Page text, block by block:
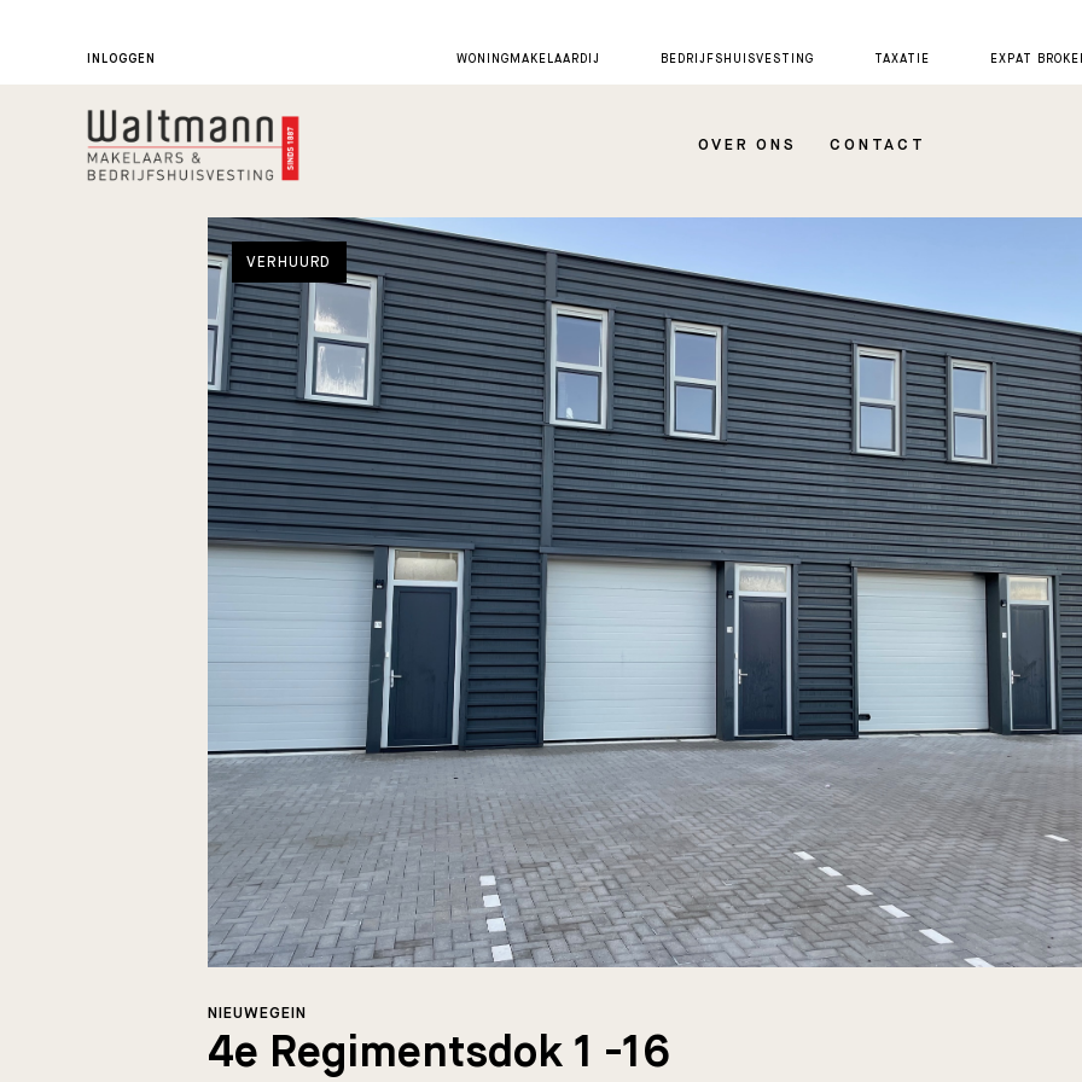
INLOGGEN WONINGMAKELAARDIJ BEDRIJFSHUISVESTING TAXATIE EXPAT
OVER ONS CONTACT
VERHUURD
4e Regimentsdok 1 -16
NIEUWEGEIN